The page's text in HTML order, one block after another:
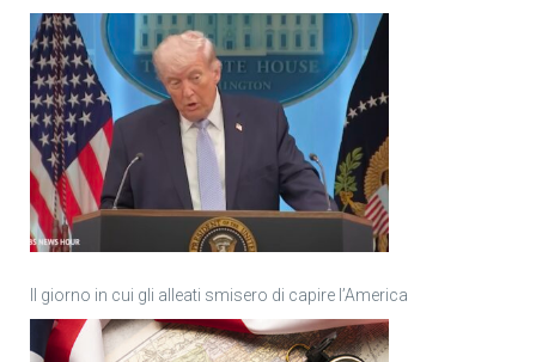
Il giorno in cui gli alleati smisero di capire l’America